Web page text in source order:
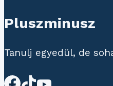
Pluszminusz
Tanulj egyedül, de